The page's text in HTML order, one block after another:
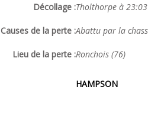
Décollage :Tholthorpe à 23:03
Causes de la perte :Abattu par la
Lieu de la perte :Ronchois (76)
HAMPSON